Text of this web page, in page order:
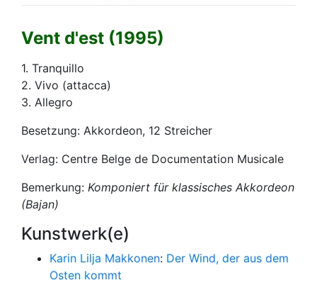
Vent d'est (1995)
1. Tranquillo
2. Vivo (attacca)
3. Allegro
Besetzung: Akkordeon, 12 Streicher
Verlag: Centre Belge de Documentation Musicale
Bemerkung: Komponiert für klassisches Akkordeon
(Bajan)
Kunstwerk(e)
Karin Lilja Makkonen: Der Wind, der aus dem
Osten kommt